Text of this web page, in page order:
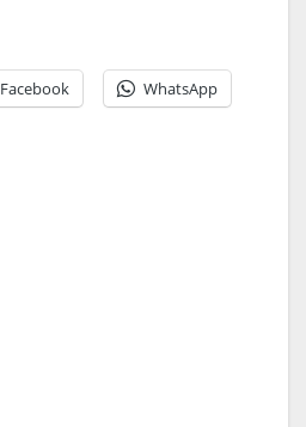
Facebook WhatsApp